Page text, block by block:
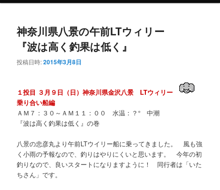
ン
コ
テ
ン
ツ
へ
コ
ン
ン
ツ
へ
移
神奈川県八景の午前LTウィリー
『波は高く釣果は低く』
投稿日時:2015年3月8日
１投目 ３月９日（日）神奈川県金沢八景 LTウィリー
乗り合い船編
ＡＭ７：３０～ＡＭ１１：００ 水温：？° 中潮
『波は高く釣果は低く』の巻
八景の忠彦丸より午前LTウイリー船に乗ってきました。 風も強
く小雨の予報なので、釣りはやりにくいと思います。 今年の初
釣りなので、良いスタートになりますように！ 同行者は「いた
ちさん」です。